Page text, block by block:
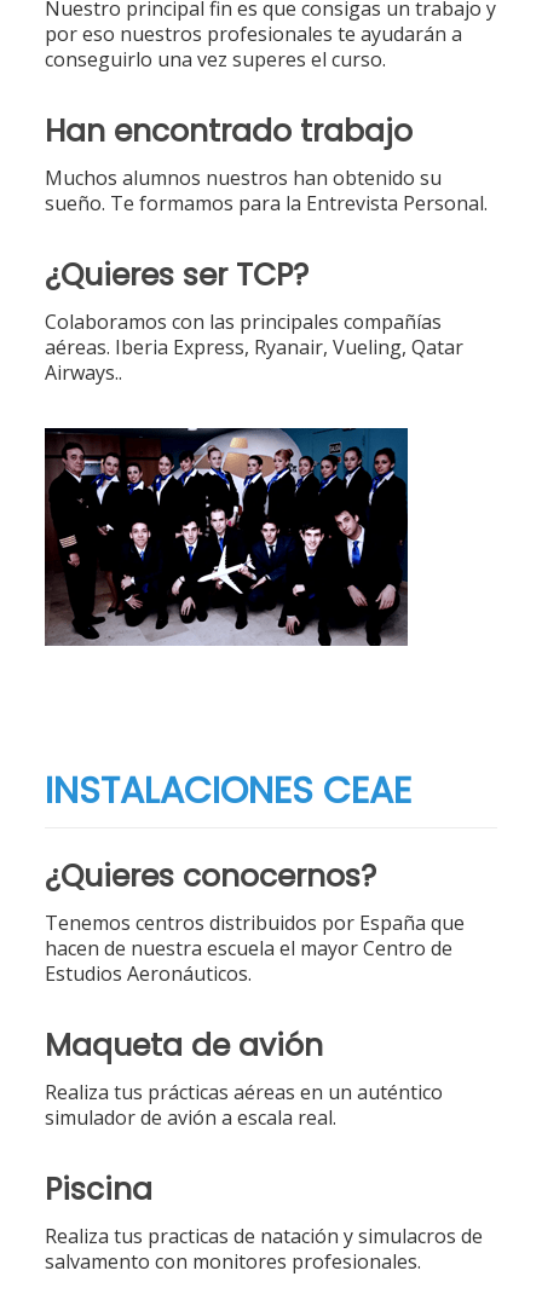
Nuestro principal fin es que consigas un trabajo y
por eso nuestros profesionales te ayudarán a
conseguirlo una vez superes el curso.
Han encontrado trabajo
Muchos alumnos nuestros han obtenido su
sueño. Te formamos para la Entrevista Personal.
¿Quieres ser TCP?
Colaboramos con las principales compañías
aéreas. Iberia Express, Ryanair, Vueling, Qatar
Airways..
INSTALACIONES CEAE
¿Quieres conocernos?
Tenemos centros distribuidos por España que
hacen de nuestra escuela el mayor Centro de
Estudios Aeronáuticos.
Maqueta de avión
Realiza tus prácticas aéreas en un auténtico
simulador de avión a escala real.
Piscina
Realiza tus practicas de natación y simulacros de
salvamento con monitores profesionales.